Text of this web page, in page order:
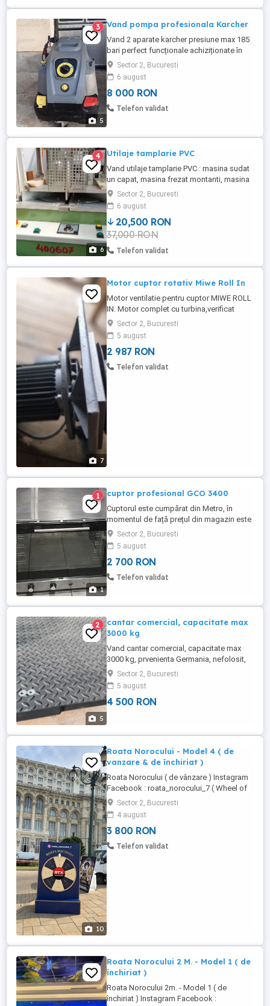
5
3 Vand pompa profesionala Karcher
Vand 2 aparate karcher presiune max 185
bari perfect funcționale achiziționate în
2018. Se vând cu probă, se oferă imagini
și video pe whatsapp. Sunt aduse din
Germania (showroom). Funcționează la
380 și fac și apa calda,motorina (155
grade) Prețul pe bucata este aproximativ
Sector 2, Bucuresti
6 august
8 000 RON
Telefon validat
6
4 Utilaje tamplarie PVC
Vand utilaje tamplarie PVC : masina sudat
un capat, masina frezat montanti, masina
taiat baghete, pantograf, masina
debavurat unghiuri variabile. Utilajele
functioneaza la 220 V,se pot proba
Sector 2, Bucuresti
6 august
20,500 RON
37,000 RON
Telefon validat
7
Motor cuptor rotativ Miwe Roll In
Motor ventilatie pentru cuptor MIWE ROLL
IN. Motor complet cu turbina,verificat
curatat. La cerere si alte tipuri de piese
pentru cuptoare Miwe Roll In. Motor
reductor complet carut disponibil.
Sector 2, Bucuresti
5 august
2 987 RON
Telefon validat
1
1 cuptor profesional GCO 3400
Cuptorul este cumpărat din Metro, în
momentul de față prețul din magazin este
4.300 lei! Cuptor patiserie restaurant
catering cu umidificare, funcție manuală
de umidificare, capacitate: 4 tăvi 600x40
mm sau GN1 1, putere: 3,65 kW,
temperatură: +100grade C +260grade C,
Sector 2, Bucuresti
5 august
2 700 RON
Telefon validat
5
2
cantar comercial, capacitate max
3000 kg
Vand cantar comercial, capacitate max
3000 kg, prvenienta Germania, nefolosit,
nou.Sector 2, Bucuresti
5 august
4 500 RON
10
Roata Norocului - Model 4 ( de
vanzare & de închiriat )
Roata Norocului ( de vânzare ) Instagram
Facebook : roata_norocului_7 ( Wheel of
Fortune by RTX ) Se emite factură, prețuri
fără TVA ! Termenul este de 5-8 zile
lucrătoare, din momentul în care s-a
efectuat plata facturii. (1). Specificații ...
Sector 2, Bucuresti
4 august
3 800 RON
Telefon validat
Roata Norocului 2 M. - Model 1 ( de
închiriat )
Roata Norocului 2m. - Model 1 ( de
închiriat ) Instagram Facebook :